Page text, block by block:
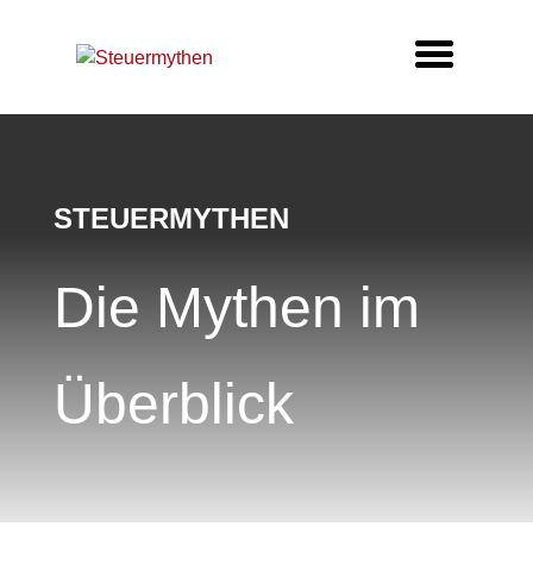
STEUERMYTHEN
Die Mythen im
Überblick